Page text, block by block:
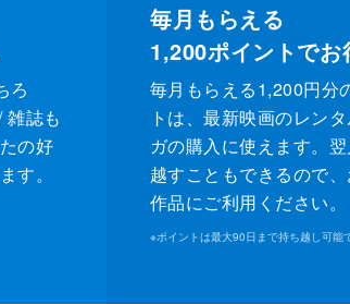
ろ
雑誌も
の好
す。
毎月もらえる
1,200ポイントでお
毎月もらえる1,200円分
トは、最新映画のレン
ガの購入に使えます。
越すこともできるので
作品にご利用ください。
※ポイントは最大90日まで持ち越し可能